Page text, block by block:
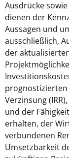
Ausdrücke
dienen der
Aussagen und
ausschließlich,
der
prognostizierten
Verzinsung
und der
erhalten, der
verbundenen
Umsetzbarkeit